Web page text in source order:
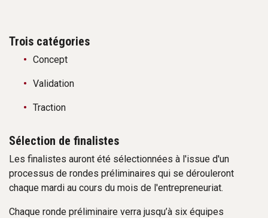
Trois catégories
Concept
Validation
Traction
Sélection de finalistes
Les finalistes auront été sélectionnées à l'issue d'un
processus de rondes préliminaires qui se dérouleront
chaque mardi au cours du mois de l'entrepreneuriat.
Chaque ronde préliminaire verra jusqu’à six équipes